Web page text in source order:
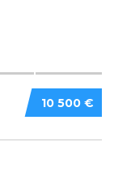
10 500 €